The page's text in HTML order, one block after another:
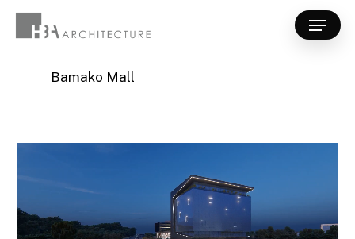
Skip
Menu
Bamako Mall